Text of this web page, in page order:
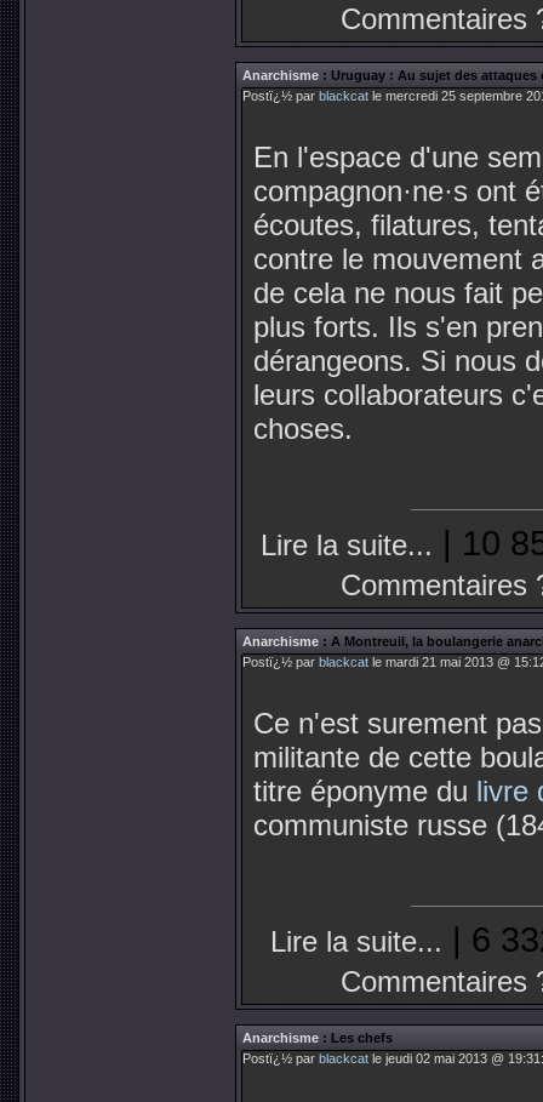
Commentaires
Anarchisme : Uruguay : Au sujet des
Postï¿½ par blackcat le mercredi 25 septembre
En l'espace d'une
compagnon·ne·s ont
écoutes, filatures,
contre le mouvement
de cela ne nous fait
plus forts. Ils s'en
dérangeons. Si nous
leurs collaborateurs
choses.
Lire la suite... | 10
Commentaires
Anarchisme : A Montreuil, la boulangerie
Postï¿½ par blackcat le mardi 21 mai 2013 @
Ce n'est surement
militante de cette
titre éponyme du livre
communiste russe
Lire la suite... | 6
Commentaires
Anarchisme : Les chefs
Postï¿½ par blackcat le jeudi 02 mai 2013 @